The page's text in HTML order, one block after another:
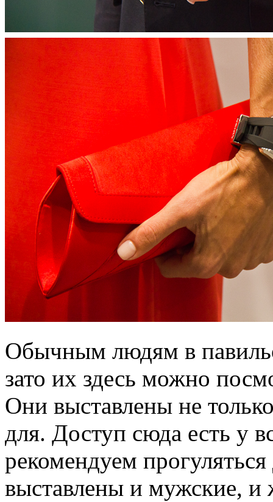
Обычным людям в
зато их здесь можно
Они выставлены не
для. Доступ сюда есть у
рекомендуем
выставлены и мужские, и